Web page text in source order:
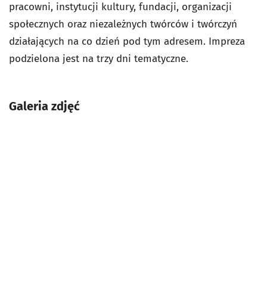
pracowni, instytucji kultury, fundacji, organizacji
społecznych oraz niezależnych twórców i twórczyń
działających na co dzień pod tym adresem. Impreza
podzielona jest na trzy dni tematyczne.
Galeria zdjęć